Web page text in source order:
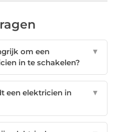
om een
in te schakelen?
▼
een elektricien in
▼